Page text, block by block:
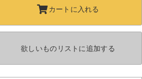
カートに入れる
欲しいものリストに追加する